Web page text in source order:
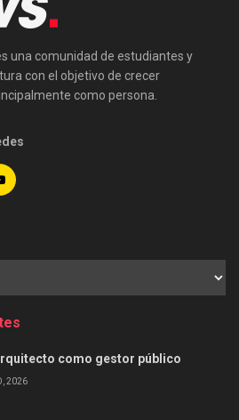
una comunidad de estudiantes y
con el objetivo de crecer
como persona.
como gestor público
2026